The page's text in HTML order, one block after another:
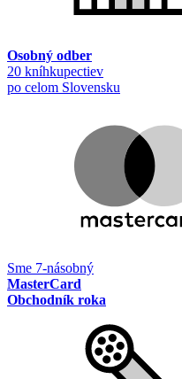
Osobný odber
20 kníhkupectiev
po celom Slovensku
Sme 7-násobný
MasterCard
Obchodník roka